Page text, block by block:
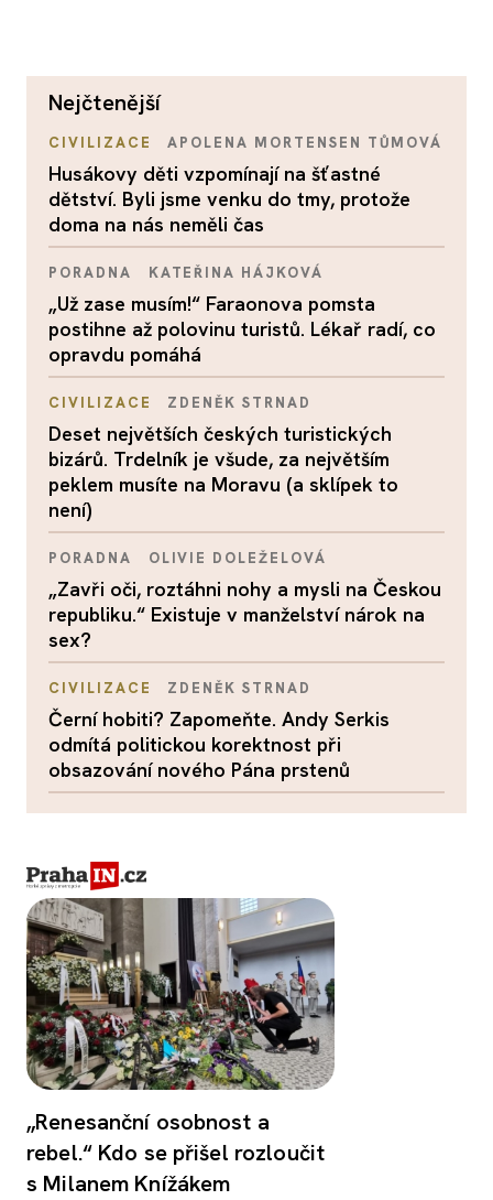
nejčtenější
CIVILIZACE APOLENA MORTENSEN TŮMOVÁ
Husákovy děti vzpomínají na šťastné
dětství. Byli jsme venku do tmy, protože
doma na nás neměli čas
PORADNA KATEŘINA HÁJKOVÁ
„Už zase musím!“ Faraonova pomsta
postihne až polovinu turistů. Lékař radí, co
opravdu pomáhá
CIVILIZACE ZDENĚK STRNAD
Deset největších českých turistických
bizárů. Trdelník je všude, za největším
peklem musíte na Moravu (a sklípek to
není)
PORADNA OLIVIE DOLEŽELOVÁ
„Zavři oči, roztáhni nohy a mysli na Českou
republiku.“ Existuje v manželství nárok na
sex?
CIVILIZACE ZDENĚK STRNAD
Černí hobiti? Zapomeňte. Andy Serkis
odmítá politickou korektnost při
obsazování nového Pána prstenů
„Renesanční osobnost a
rebel.“ Kdo se přišel rozloučit
s Milanem Knížákem